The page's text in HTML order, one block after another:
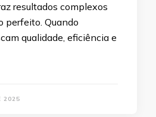
resultados complexos
perfeito. Quando
qualidade, eficiência e
2025